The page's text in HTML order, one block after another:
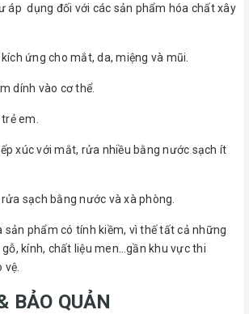
áp dụng đối với các sản phẩm hóa chất xây
ứng cho mắt, da, miệng và mũi.
dính vào cơ thể.
em.
xúc với mắt, rửa nhiều bằng nước sạch ít
sạch bằng nước và xà phòng.
sản phẩm có tính kiềm, vì thế tất cả những
kính, chất liệu men…gần khu vực thi
vệ.
BẢO QUẢN